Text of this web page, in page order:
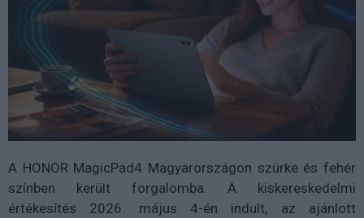
A HONOR MagicPad4 Magyarországon szürke és fehér
színben került forgalomba. A kiskereskedelmi
értékesítés 2026. május 4-én indult, az ajánlott